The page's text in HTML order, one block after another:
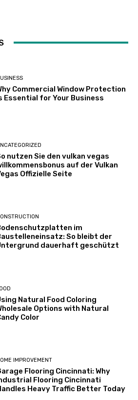
Commercial Window Protection
Essential for Your Business
nutzen Sie den vulkan vegas
auf der Vulkan
Offizielle Seite
im
So bleibt der
dauerhaft geschützt
Natural Food Coloring
Options with Natural
Color
IMPROVEMENT
Flooring Cincinnati: Why
Flooring Cincinnati
Heavy Traffic Better Today